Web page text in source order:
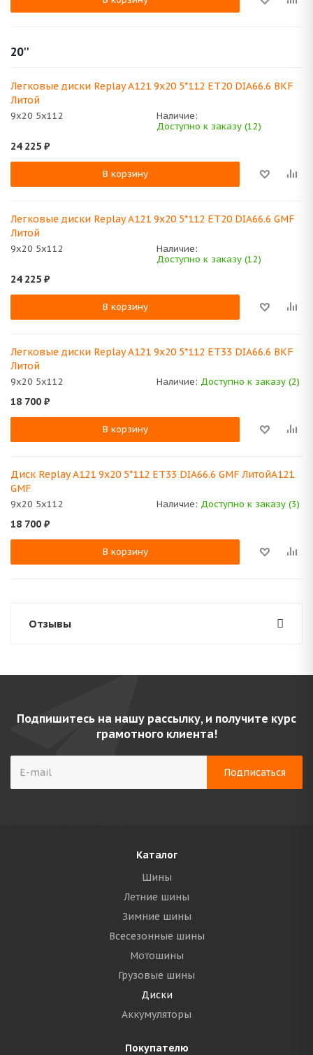
20''
Легковые диски Replay A121 9x20 5*112 ET20 DIA66.6 BKF
Литой
9x20 5x112
Наличие:
Доступно к заказу (12)
24 225 ₽
В корзину
Легковые диски Replay A121 9x20 5*112 ET20 DIA66.6 GMF
Литой
9x20 5x112
Наличие:
Доступно к заказу (12)
24 225 ₽
В корзину
Легковые диски Replay A121 9x20 5*112 ET33 DIA66.6 BKF
Литой
9x20 5x112 Наличие: Доступно к заказу (2)
18 700 ₽
В корзину
Диск Replay A121 9x20 5*112 ET33 DIA66.6 GMF ЛитойA121
GMF
9x20 5x112 Наличие: Доступно к заказу (3)
18 700 ₽
В корзину
Отзывы
Подпишитесь на нашу рассылку, и получите курс
грамотного клиента!
Каталог
Шины
Летние шины
Зимние шины
Всесезонные шины
Мотошины
Грузовые шины
Диски
Аккумуляторы
Покупателю